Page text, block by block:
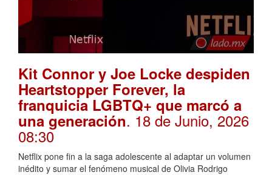
Kit Connor y Joe Locke despiden
Heartstopper Forever, la
franquicia LGBTQ+ que marcó a
una generación. 18 de Junio, 2026
08:30
Netflix pone fin a la saga adolescente al adaptar un volumen
inédito y sumar el fenómeno musical de Olivia Rodrigo